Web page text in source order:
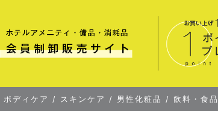
ボディケア / スキンケア / 男性化粧品 / 飲料・食品